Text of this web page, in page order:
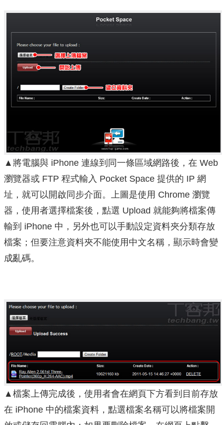
▲將電腦與 iPhone 連線到同一條區域網路後，在 Web
瀏覽器或 FTP 程式輸入 Pocket Space 提供的 IP 網
址，就可以開啟同步介面。上圖是使用 Chrome 瀏覽
器，使用者選擇檔案後，點選 Upload 就能夠將檔案傳
輸到 iPhone 中，另外也可以手動設定資料夾分類存放
檔案；但要注意資料夾不能使用中文名稱，顯示時會變
成亂碼。
▲檔案上傳完成後，使用者會在網頁下方看到目前存放
在 iPhone 中的檔案資料，點選檔案名稱可以將檔案開